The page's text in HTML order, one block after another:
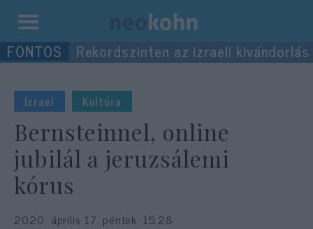
Kilépés
a Rekordszinten az izraeli kivándorlás
Izrael Kultúra
Bernsteinnel, online
jubilál a jeruzsálemi
kórus
2020. április 17. péntek, 15:28